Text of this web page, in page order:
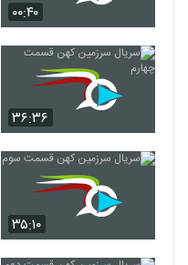
۰۰:۴۰
۳۶:۳۶
۳۵:۱۰